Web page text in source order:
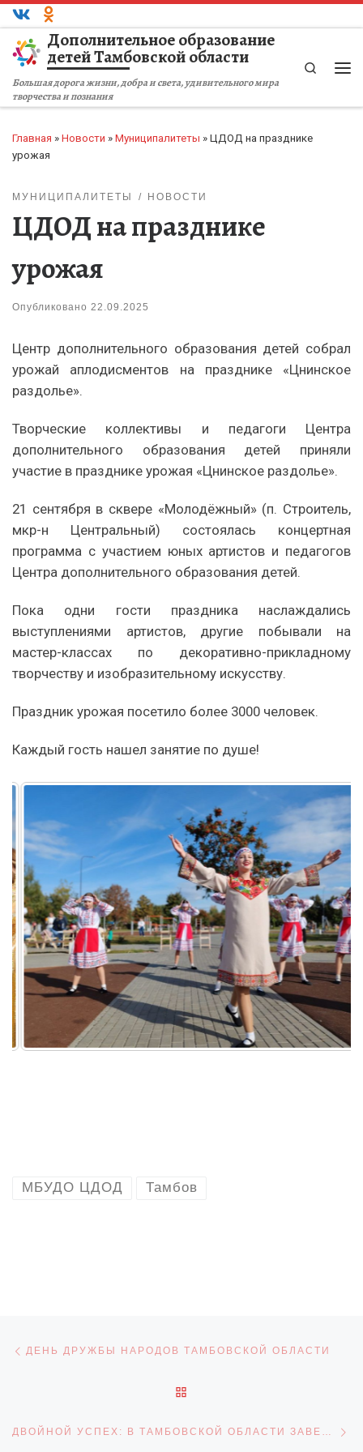
Перейти к содержимому
Дополнительное образование
детей Тамбовской области
Большая дорога жизни, добра и света, удивительного мира
творчества и познания
Search
Главная » Новости » Муниципалитеты » ЦДОД на празднике
урожая
МУНИЦИПАЛИТЕТЫ НОВОСТИ
ЦДОД на празднике
урожая
Опубликовано 22.09.2025
Центр дополнительного образования детей собрал
урожай аплодисментов на празднике «Цнинское
раздолье».
Творческие коллективы и педагоги Центра
дополнительного образования детей приняли
участие в празднике урожая «Цнинское раздолье».
21 сентября в сквере «Молодёжный» (п. Строитель,
мкр-н Центральный) состоялась концертная
программа с участием юных артистов и педагогов
Центра дополнительного образования детей.
Пока одни гости праздника наслаждались
выступлениями артистов, другие побывали на
мастер-классах по декоративно-прикладному
творчеству и изобразительному искусству.
Праздник урожая посетило более 3000 человек.
Каждый гость нашел занятие по душе!
МБУДО ЦДОД Тамбов
Навигация по записям
ДЕНЬ ДРУЖБЫ НАРОДОВ ТАМБОВСКОЙ ОБЛАСТИ
ДВОЙНОЙ УСПЕХ: В ТАМБОВСКОЙ ОБЛАСТИ ЗАВЕРШИЛИСЬ МАСШТАБНЫЕ ТУРИСТИЧЕСКИЕ СЛЁТЫ ДЛЯ СЕМЕЙ И ДЛЯ ДЕТЕЙ С ОВЗ